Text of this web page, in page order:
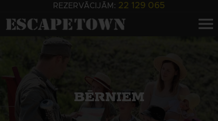
REZERVĀCIJĀM: 22 129 065
BĒRNIEM